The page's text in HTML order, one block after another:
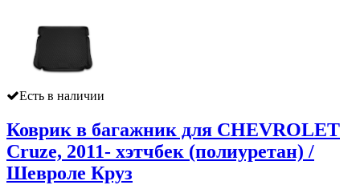
Есть в наличии
Коврик в багажник для CHEVROLET
Cruze, 2011- хэтчбек (полиуретан) /
Шевроле Круз